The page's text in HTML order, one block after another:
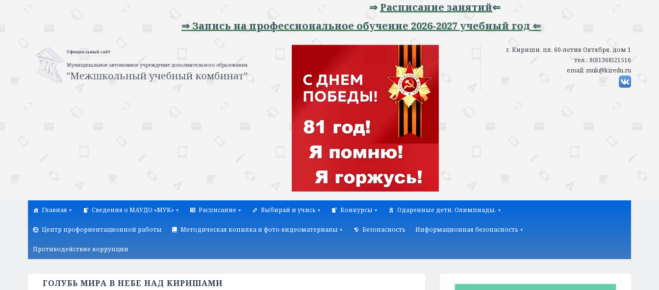
Расписание занятий⇐
⇒ Запись на профессиональное обучение 2026-2027 учебный год ⇐
г. Кириши, пл. 60-летия Октября, дом 1
тел.: 8(81368)21516
email: muk@kiredu.ru
Главная Сведения о МАУДО «МУК» Расписание Выбирай и учись Конкурсы Одаренные дети. Олимпиады.
Центр профориентационной работы Методическая копилка и фото-видеоматериалы Безопасность Информационная безопасность
Противодействие коррупции
ГОЛУБЬ МИРА В НЕБЕ НАД КИРИШАМИ